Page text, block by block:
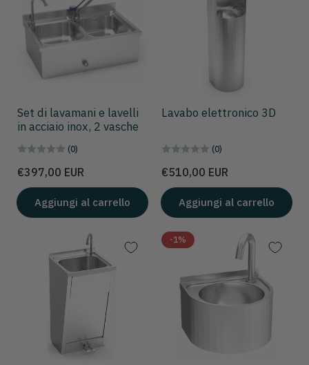
Set di lavamani e lavelli
in acciaio inox, 2 vasche
(0)
Prezzo
€397,00 EUR
Aggiungi al carrello
Lavabo elettronico 3D
(0)
Prezzo
€510,00 EUR
Aggiungi al carrello
-1%